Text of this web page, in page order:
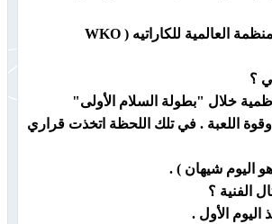
نشاطات بغداد و عضو مجلس إدارة في منظمة أوياما للكراتيه ، وهي كما تعلمون جزء لا يتجزأ من المنظمة العالمية للكاراتيه ( WKO
؟
وقوة اللعبة . في تلك اللحظة اتخذت قراري
اليوم شيهان ) .
الفنية ؟
الأول .